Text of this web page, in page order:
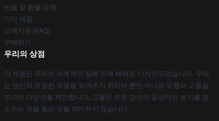
반품 및 환불 정책
기타 제품
고객지원 (FAQ)
구매하기
우리의 상점
각 제품은 우리의 세계적인 팀에 의해 배려로 디자인되었습니다. 우리
는 당신의 유일한 작풍을 보여주기 위하여 뿐만 아니라 유행과 고품질
조각의 다양성을 제안합니다; 그들은 또한 당신의 일상적인 보기를 창
조하는 것을 돕는 것을 의미하지 않습니다.